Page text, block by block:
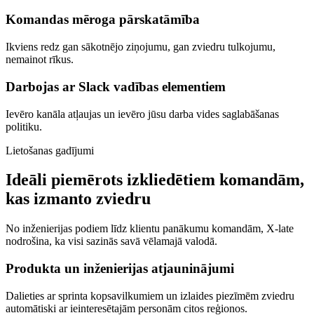
Komandas mēroga pārskatāmība
Ikviens redz gan sākotnējo ziņojumu, gan zviedru tulkojumu,
nemainot rīkus.
Darbojas ar Slack vadības elementiem
Ievēro kanāla atļaujas un ievēro jūsu darba vides saglabāšanas
politiku.
Lietošanas gadījumi
Ideāli piemērots izkliedētiem komandām,
kas izmanto zviedru
No inženierijas podiem līdz klientu panākumu komandām, X-late
nodrošina, ka visi sazinās savā vēlamajā valodā.
Produkta un inženierijas atjauninājumi
Dalieties ar sprinta kopsavilkumiem un izlaides piezīmēm zviedru
automātiski ar ieinteresētajām personām citos reģionos.